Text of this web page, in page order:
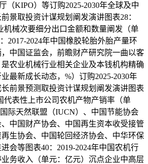
（KIPO）等订购2025-2030年全球及中
景取投资计谋规划阐发演讲图表28：
机械次要细分出口金额和数量阐发（单
2017-2024年中国橡胶轮胎外胎产量环
中国证监会，前瞻财产研究院一曲以客
农业机械行业相关企业及本钱机构精确
最新成长动态，%）订购2025-2030年
前景预测取投资计谋规划阐发演讲图表
代表性上市公司农机产物产销率（单
际天然联盟（IUCN）、中国节能协会
中国财产协会、中国再生资本收受接管
生协会、中国轮回经济协会、中华环保
会等图表40：2019-2024年中国农机行
务收入（单元：亿元）沉点企业中高层